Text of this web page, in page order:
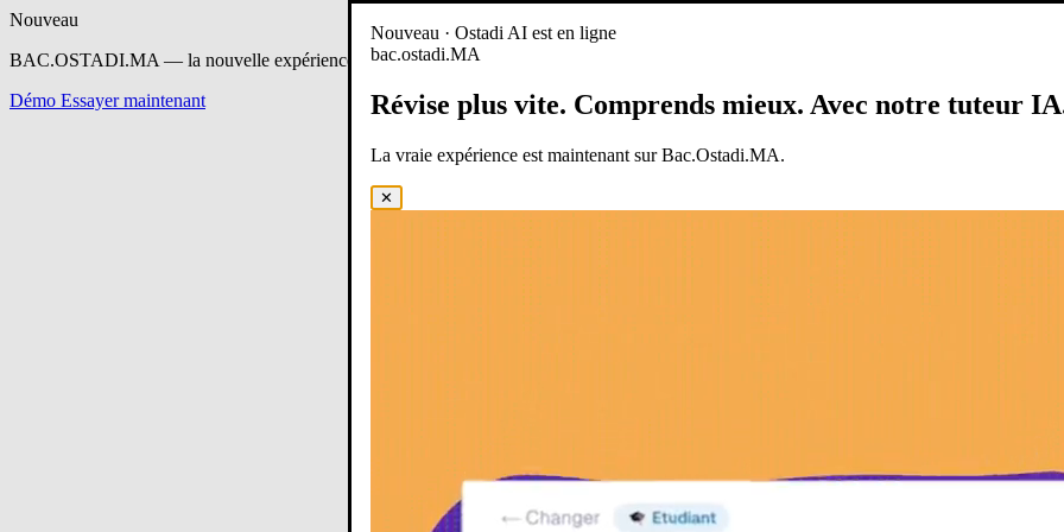
Nouveau
BAC.OSTADI.MA — la nouvelle expérience d’apprentissage est en ligne
Démo Essayer maintenant
Nouveau · Ostadi AI est en ligne
bac.ostadi.MA
Révise plus vite. Comprends mieux. Avec notre tuteur
La vraie expérience est maintenant sur Bac.Ostadi.MA.
✕